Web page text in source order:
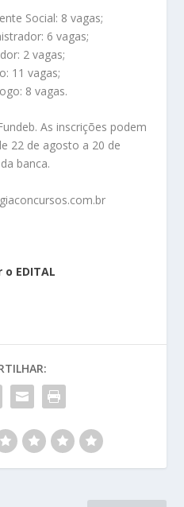
Social: 8 vagas;
6 vagas;
2 vagas;
11 vagas;
8 vagas.
As inscrições podem
22 de agosto a 20 de
banca.
EDITAL